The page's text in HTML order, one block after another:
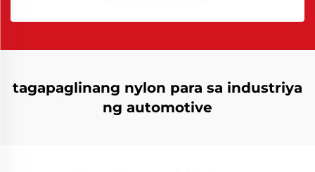
tagapaglinang nylon para sa industriya
ng automotive